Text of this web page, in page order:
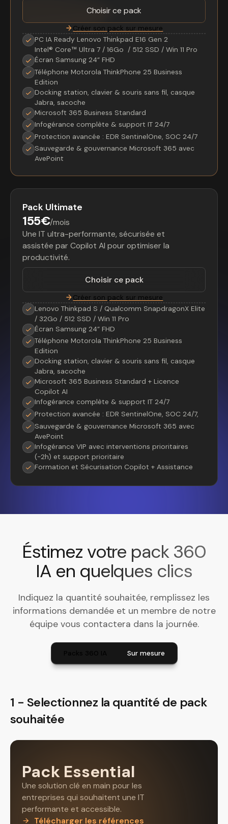
Choisir ce pack
Créer son pack sur mesure
PC IA Ready Lenovo Thinkpad E16 Gen 2
Intel® Core™ Ultra 7 / 16Go / 512 SSD / Win 11 Pro
Écran Samsung 24” FHD
Téléphone Motorola ThinkPhone 25 Business
Edition
Docking station, clavier & souris sans fil, casque
Jabra, sacoche
Microsoft 365 Business Standard
Infogérance complète & support IT 24/7
Protection avancée : EDR SentinelOne, SOC 24/7
Sauvegarde & gouvernance Microsoft 365 avec
AvePoint
Pack Ultimate
155€/mois
Une IT ultra-performante, sécurisée et
assistée par Copilot AI pour optimiser la
productivité.
Choisir ce pack
Créer son pack sur mesure
Lenovo Thinkpad S / Qualcomm SnapdragonX Elite
/ 32Go / 512 SSD / Win 11 Pro
Écran Samsung 24” FHD
Téléphone Motorola ThinkPhone 25 Business
Edition
Docking station, clavier & souris sans fil, casque
Jabra, sacoche
Microsoft 365 Business Standard + Licence
Copilot AI
Infogérance complète & support IT 24/7
Protection avancée : EDR SentinelOne, SOC 24/7,
Sauvegarde & gouvernance Microsoft 365 avec
AvePoint
Infogérance VIP avec interventions prioritaires
(-2h) et support prioritaire
Formation et Sécurisation Copilot + Assistance
Éstimez votre pack 360
IA en quelques clics
Indiquez la quantité souhaitée, remplissez les
informations demandée et un membre de notre
équipe vous contactera dans la journée.
Sur mesure
1 - Selectionnez la quantité de pack
souhaitée
Pack Essential
Une solution clé en main pour les
entreprises qui souhaitent une IT
performante et accessible.
Télécharger les références